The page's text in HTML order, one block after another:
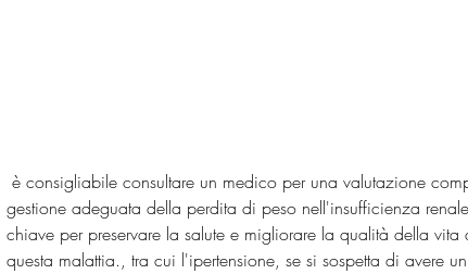
gestione adeguata della perdita di peso nell'insufficienza
chiave per preservare la salute e migliorare la qualità della
questa malattia., tra cui l'ipertensione, se si sospetta di avere